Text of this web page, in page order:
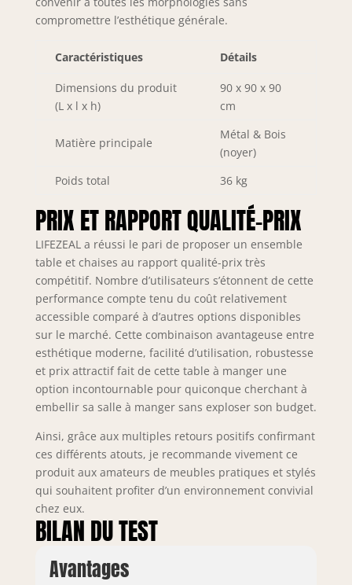
avec grain de bois
convient au style
plupart des pièces
maison plus belle.
🍷【Multi-usage】
tables et de
chaises est très
bien adapté pour
une utilisation à la
maison, en
particulier pour les
petites familles, ou
pour une
utilisation dans les
restaurants et les
cafés.
compromettre l’esthétique générale.
Caractéristiques Détails
Dimensions du produit
(L x l x h)
90 x 90 x 90
cm
Matière principale
Métal & Bois
(noyer)
Poids total
36 kg
PRIX ET RAPPORT QUALITÉ-PRIX
LIFEZEAL a réussi le pari de proposer un ensemble
table et chaises au rapport qualité-prix très
compétitif. Nombre d’utilisateurs s’étonnent de cette
performance compte tenu du coût relativement
accessible comparé à d’autres options disponibles
sur le marché. Cette combinaison avantageuse entre
esthétique moderne, facilité d’utilisation, robustesse
et prix attractif fait de cette table à manger une
option incontournable pour quiconque cherchant à
embellir sa salle à manger sans exploser son budget.
Ainsi, grâce aux multiples retours positifs confirmant
ces différents atouts, je recommande vivement ce
produit aux amateurs de meubles pratiques et stylés
qui souhaitent profiter d’un environnement convivial
chez eux.
BILAN DU TEST
Avantages